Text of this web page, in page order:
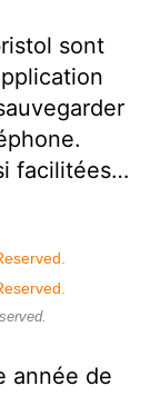
sont
facilitées…
année de